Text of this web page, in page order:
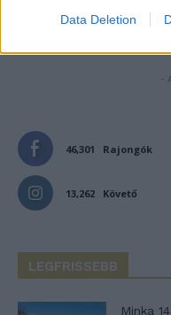
Data Deletion
-
46,301 Rajongók
13,262 Követő
LEGFRISSEBB
Minka